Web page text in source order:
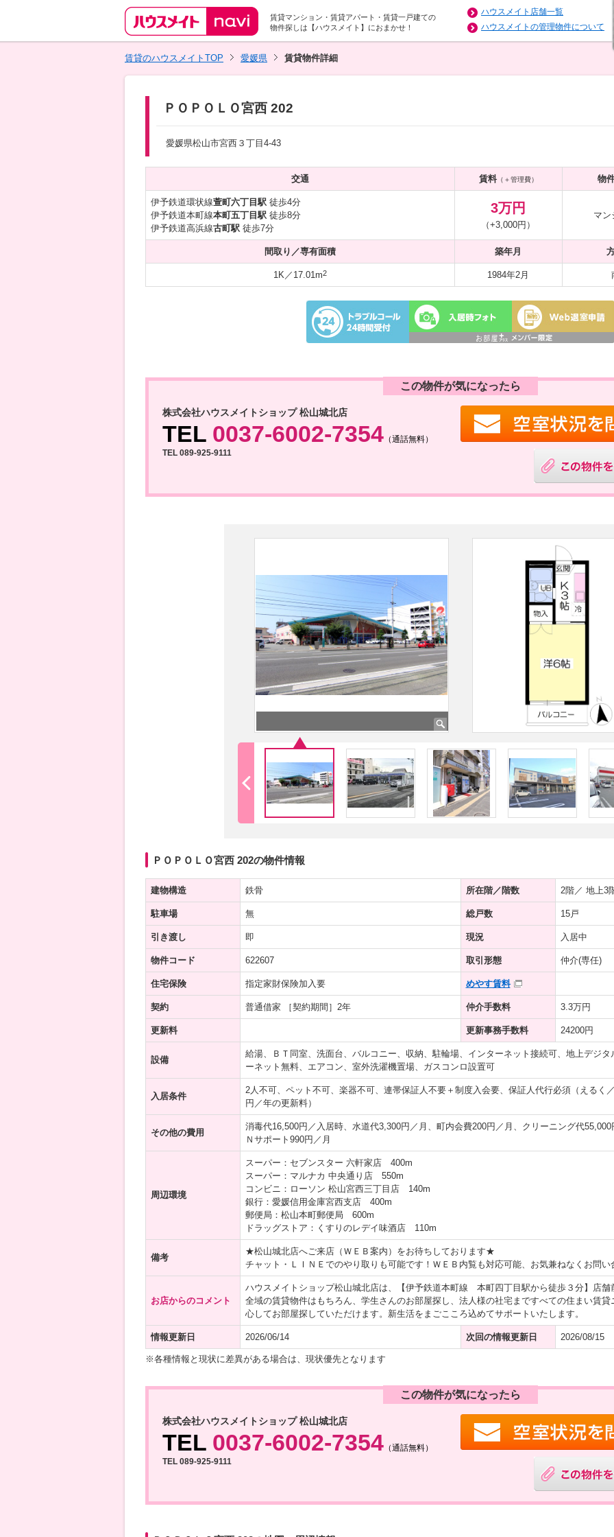
賃貸マンション・賃貸アパート・賃貸一戸建ての
物件探しは【ハウスメイト】におまかせ！
ハウスメイト店舗一覧
ハウスメイトの管理物件について
賃貸のハウスメイトTOP 愛媛県 賃貸物件詳細
ＰＯＰＯＬＯ宮西 202
愛媛県松山市宮西３丁目4-43
交通 賃料（＋管理費） 物
伊予鉄道環状線萱町六丁目駅徒歩4分
伊予鉄道本町線本町五丁目駅徒歩8分
伊予鉄道高浜線古町駅徒歩7分
3万円
（+3,000円）
マン
間取り／専有面積 築年月
1K／17.01m2 1984年2月
この物件が気になったら
株式会社ハウスメイトショップ 松山城北店
TEL 0037-6002-7354（通話無料）
TEL 089-925-9111
ＰＯＰＯＬＯ宮西 202の物件情報
建物構造 鉄骨 所在階／階数 2階／ 地上3
駐車場 無 総戸数 15戸
引き渡し 即 現況 入居中
物件コード 622607 取引形態 仲介(専任)
住宅保険 指定家財保険加入要 めやす賃料
契約 普通借家 ［契約期間］2年 仲介手数料 3.3万円
更新料 更新事務手数料 24200円
設備
給湯、ＢＴ同室、洗面台、バルコニー、収納、駐輪場、インターネット接続可、地上デジ
ーネット無料、エアコン、室外洗濯機置場、ガスコンロ設置可
入居条件
2人不可、ペット不可、楽器不可、連帯保証人不要＋制度入会要、保証人代行必須（えるく
円／年の更新料）
その他の費用
消毒代16,500円／入居時、水道代3,300円／月、町内会費200円／月、クリーニング代
Ｎサポート990円／月
周辺環境
スーパー：セブンスター 六軒家店 400m
スーパー：マルナカ 中央通り店 550m
コンビニ：ローソン 松山宮西三丁目店 140m
銀行：愛媛信用金庫宮西支店 400m
郵便局：松山本町郵便局 600m
ドラッグストア：くすりのレデイ味酒店 110m
備考
★松山城北店へご来店（ＷＥＢ案内）をお待ちしております★
チャット・ＬＩＮＥでのやり取りも可能です！ＷＥＢ内覧も対応可能、お気兼ねなくお問い
お店からのコメント
ハウスメイトショップ松山城北店は、【伊予鉄道本町線 本町四丁目駅から徒歩３分】店舗
全域の賃貸物件はもちろん、学生さんのお部屋探し、法人様の社宅まですべての住まい賃
心してお部屋探していただけます。新生活をまごこころ込めてサポートいたします。
情報更新日 2026/06/14 次回の情報更新日 2026/08/15
※各種情報と現状に差異がある場合は、現状優先となります
この物件が気になったら
株式会社ハウスメイトショップ 松山城北店
TEL 0037-6002-7354（通話無料）
TEL 089-925-9111